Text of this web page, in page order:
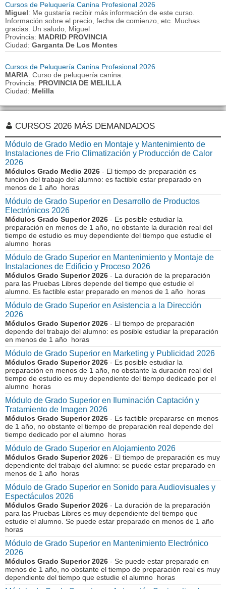
Cursos de Peluquería Canina Profesional 2026
Miguel: Me gustaría recibir más información de este curso.
Información sobre el precio, fecha de comienzo, etc. Muchas
gracias. Un saludo, Miguel
Provincia: MADRID PROVINCIA
Ciudad: Garganta De Los Montes
Cursos de Peluquería Canina Profesional 2026
MARIA: Curso de peluquería canina.
Provincia: PROVINCIA DE MELILLA
Ciudad: Melilla
CURSOS 2026 MÁS DEMANDADOS
Módulo de Grado Medio en Montaje y Mantenimiento de
Instalaciones de Frio Climatización y Producción de Calor
2026
Módulos Grado Medio 2026 - El tiempo de preparación es
función del trabajo del alumno: es factible estar preparado en
menos de 1 año horas
Módulo de Grado Superior en Desarrollo de Productos
Electrónicos 2026
Módulos Grado Superior 2026 - Es posible estudiar la
preparación en menos de 1 año, no obstante la duración real del
tiempo de estudio es muy dependiente del tiempo que estudie el
alumno horas
Módulo de Grado Superior en Mantenimiento y Montaje de
Instalaciones de Edificio y Proceso 2026
Módulos Grado Superior 2026 - La duración de la preparación
para las Pruebas Libres depende del tiempo que estudie el
alumno. Es factible estar preparado en menos de 1 año horas
Módulo de Grado Superior en Asistencia a la Dirección
2026
Módulos Grado Superior 2026 - El tiempo de preparación
depende del trabajo del alumno: es posible estudiar la preparación
en menos de 1 año horas
Módulo de Grado Superior en Marketing y Publicidad 2026
Módulos Grado Superior 2026 - Es posible estudiar la
preparación en menos de 1 año, no obstante la duración real del
tiempo de estudio es muy dependiente del tiempo dedicado por el
alumno horas
Módulo de Grado Superior en Iluminación Captación y
Tratamiento de Imagen 2026
Módulos Grado Superior 2026 - Es factible prepararse en menos
de 1 año, no obstante el tiempo de preparación real depende del
tiempo dedicado por el alumno horas
Módulo de Grado Superior en Alojamiento 2026
Módulos Grado Superior 2026 - El tiempo de preparación es muy
dependiente del trabajo del alumno: se puede estar preparado en
menos de 1 año horas
Módulo de Grado Superior en Sonido para Audiovisuales y
Espectáculos 2026
Módulos Grado Superior 2026 - La duración de la preparación
para las Pruebas Libres es muy dependiente del tiempo que
estudie el alumno. Se puede estar preparado en menos de 1 año
horas
Módulo de Grado Superior en Mantenimiento Electrónico
2026
Módulos Grado Superior 2026 - Se puede estar preparado en
menos de 1 año, no obstante el tiempo de preparación real es muy
dependiente del tiempo que estudie el alumno horas